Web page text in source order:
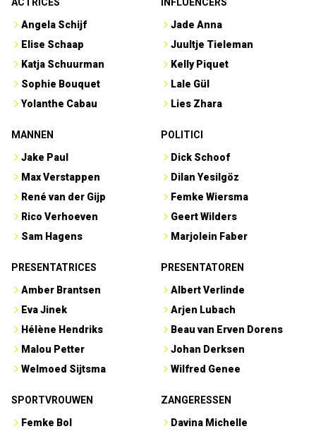
ACTRICES
Angela Schijf
Elise Schaap
Katja Schuurman
Sophie Bouquet
Yolanthe Cabau
INFLUENCERS
Jade Anna
Juultje Tieleman
Kelly Piquet
Lale Gül
Lies Zhara
MANNEN
Jake Paul
Max Verstappen
René van der Gijp
Rico Verhoeven
Sam Hagens
POLITICI
Dick Schoof
Dilan Yesilgöz
Femke Wiersma
Geert Wilders
Marjolein Faber
PRESENTATRICES
Amber Brantsen
Eva Jinek
Hélène Hendriks
Malou Petter
Welmoed Sijtsma
PRESENTATOREN
Albert Verlinde
Arjen Lubach
Beau van Erven Dorens
Johan Derksen
Wilfred Genee
SPORTVROUWEN
Femke Bol
ZANGERESSEN
Davina Michelle